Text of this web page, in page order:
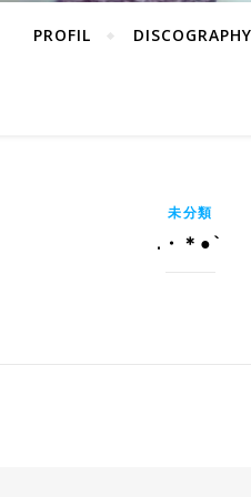
PROFIL DISCOGRAPHY
未分類
.・＊●`